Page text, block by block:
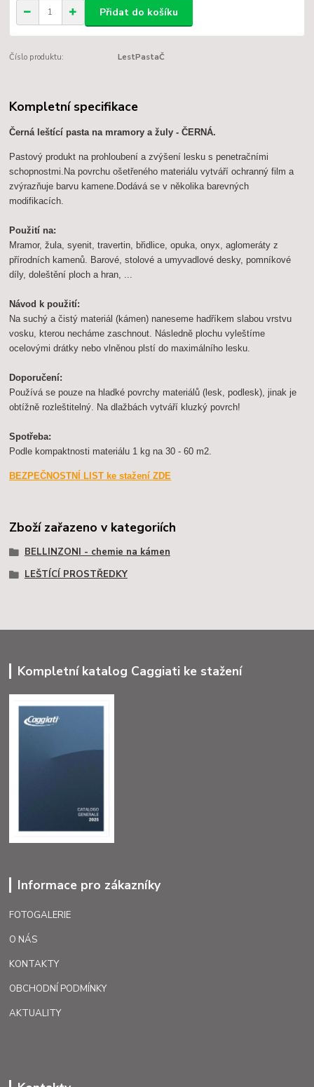
Přidat do košíku
Číslo produktu: LestPastaČ
Kompletní specifikace
Černá leštící pasta na mramory a žuly - ČERNÁ.
Pastový produkt na prohloubení a zvýšení lesku s penetračními
schopnostmi.Na povrchu ošetřeného materiálu vytváří ochranný film a
zvýrazňuje barvu kamene.Dodává se v několika barevných
modifikacích.
Použití na:
Mramor, žula, syenit, travertin, břidlice, opuka, onyx, aglomeráty z
přírodních kamenů. Barové, stolové a umyvadlové desky, pomníkové
díly, doleštění ploch a hran, ...
Návod k použití:
Na suchý a čistý materiál (kámen) naneseme hadříkem slabou vrstvu
vosku, kterou necháme zaschnout. Následně plochu vyleštíme
ocelovými drátky nebo vlněnou plstí do maximálního lesku.
Doporučení:
Používá se pouze na hladké povrchy materiálů (lesk, podlesk), jinak je
obtížně rozleštitelný. Na dlažbách vytváří kluzký povrch!
Spotřeba:
Podle kompaktnosti materiálu 1 kg na 30 - 60 m2.
BEZPEČNOSTNÍ LIST ke stažení ZDE
Zboží zařazeno v kategoriích
BELLINZONI - chemie na kámen
LEŠTÍCÍ PROSTŘEDKY
Kompletní katalog Caggiati ke stažení
Informace pro zákazníky
FOTOGALERIE
O NÁS
KONTAKTY
OBCHODNÍ PODMÍNKY
AKTUALITY